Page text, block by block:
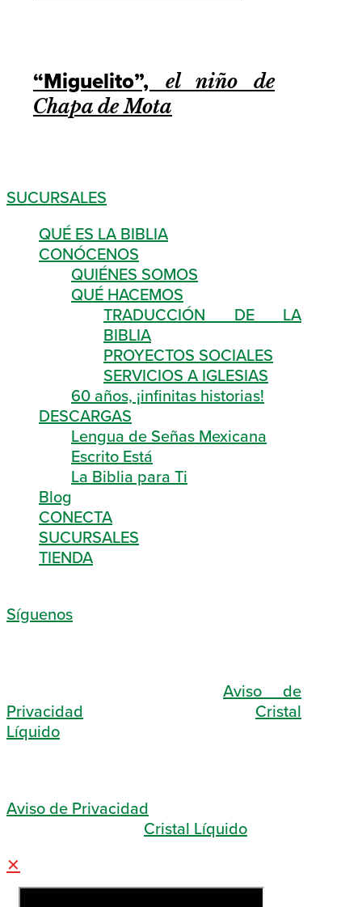
“Miguelito”,
el niño de
Chapa de Mota
SUCURSALES
QUÉ ES LA BIBLIA
CONÓCENOS
QUIÉNES SOMOS
QUÉ HACEMOS
TRADUCCIÓN DE LA
BIBLIA
PROYECTOS SOCIALES
SERVICIOS A IGLESIAS
60 años, ¡infinitas historias!
DESCARGAS
Lengua de Señas Mexicana
Escrito Está
La Biblia para Ti
Blog
CONECTA
SUCURSALES
TIENDA
Síguenos
Aviso de
Privacidad
Cristal
Líquido
Aviso de Privacidad
Cristal Líquido
✕